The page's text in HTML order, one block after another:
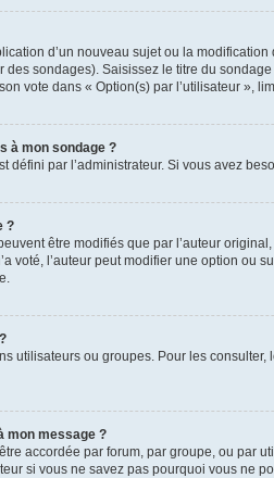
d’un nouveau sujet ou la
des sondages). Saisissez le titre du
vote dans « Option(s) par l’utilisateur »,
à mon sondage ?
défini par l’administrateur. Si vous avez
?
être modifiés que par l’auteur
voté, l’auteur peut modifier une option
utilisateurs ou groupes. Pour les
mon message ?
accordée par forum, par groupe, ou par
si vous ne savez pas pourquoi vous ne